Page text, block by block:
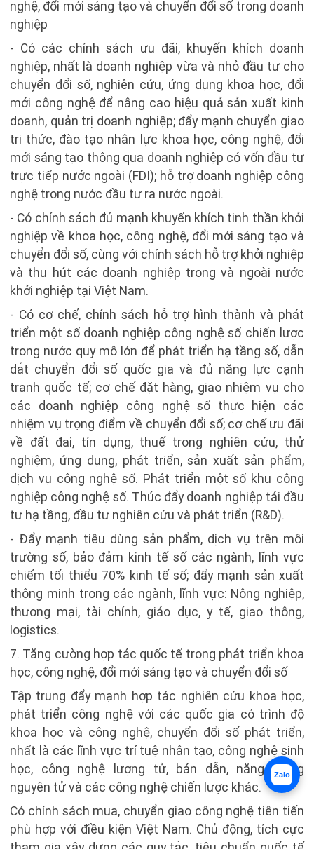
nghệ, đổi mới sáng tạo và chuyển đổi số trong doanh
nghiệp
- Có các chính sách ưu đãi, khuyến khích doanh
nghiệp, nhất là doanh nghiệp vừa và nhỏ đầu tư cho
chuyển đổi số, nghiên cứu, ứng dụng khoa học, đổi
mới công nghệ để nâng cao hiệu quả sản xuất kinh
doanh, quản trị doanh nghiệp; đẩy mạnh chuyển giao
tri thức, đào tạo nhân lực khoa học, công nghệ, đổi
mới sáng tạo thông qua doanh nghiệp có vốn đầu tư
trực tiếp nước ngoài (FDI); hỗ trợ doanh nghiệp công
nghệ trong nước đầu tư ra nước ngoài.
- Có chính sách đủ mạnh khuyến khích tinh thần khởi
nghiệp về khoa học, công nghệ, đổi mới sáng tạo và
chuyển đổi số, cùng với chính sách hỗ trợ khởi nghiệp
và thu hút các doanh nghiệp trong và ngoài nước
khởi nghiệp tại Việt Nam.
- Có cơ chế, chính sách hỗ trợ hình thành và phát
triển một số doanh nghiệp công nghệ số chiến lược
trong nước quy mô lớn để phát triển hạ tầng số, dẫn
dắt chuyển đổi số quốc gia và đủ năng lực cạnh
tranh quốc tế; cơ chế đặt hàng, giao nhiệm vụ cho
các doanh nghiệp công nghệ số thực hiện các
nhiệm vụ trọng điểm về chuyển đổi số; cơ chế ưu đãi
về đất đai, tín dụng, thuế trong nghiên cứu, thử
nghiệm, ứng dụng, phát triển, sản xuất sản phẩm,
dịch vụ công nghệ số. Phát triển một số khu công
nghiệp công nghệ số. Thúc đẩy doanh nghiệp tái đầu
tư hạ tầng, đầu tư nghiên cứu và phát triển (R&D).
- Đẩy mạnh tiêu dùng sản phẩm, dịch vụ trên môi
trường số, bảo đảm kinh tế số các ngành, lĩnh vực
chiếm tối thiểu 70% kinh tế số; đẩy mạnh sản xuất
thông minh trong các ngành, lĩnh vực: Nông nghiệp,
thương mại, tài chính, giáo dục, y tế, giao thông,
logistics.
7. Tăng cường hợp tác quốc tế trong phát triển khoa
học, công nghệ, đổi mới sáng tạo và chuyển đổi số
Tập trung đẩy mạnh hợp tác nghiên cứu khoa học,
phát triển công nghệ với các quốc gia có trình độ
khoa học và công nghệ, chuyển đổi số phát triển,
nhất là các lĩnh vực trí tuệ nhân tạo, công nghệ sinh
học, công nghệ lượng tử, bán dẫn, năng lượng
nguyên tử và các công nghệ chiến lược khác.
Có chính sách mua, chuyển giao công nghệ tiên tiến
phù hợp với điều kiện Việt Nam. Chủ động, tích cực
Zalo